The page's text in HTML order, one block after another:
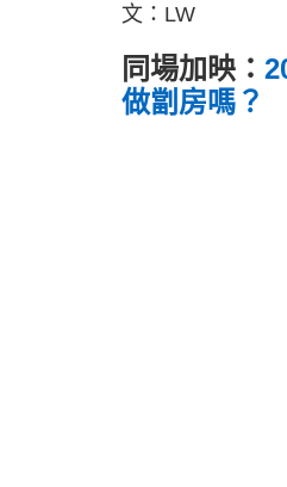
文：LW
同場加映：
做劏房嗎？